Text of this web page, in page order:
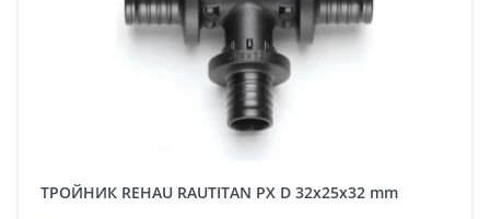
ТРОЙНИК REHAU RAUTITAN PX D 32x25x32 mm